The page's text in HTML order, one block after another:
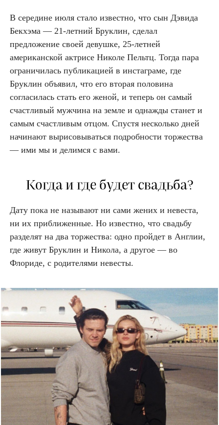
В середине июля стало известно, что сын Дэвида
Бекхэма — 21-летний Бруклин, сделал
предложение своей девушке, 25-летней
американской актрисе Николе Пельтц. Тогда пара
ограничилась публикацией в инстаграме, где
Бруклин объявил, что его вторая половина
согласилась стать его женой, и теперь он самый
счастливый мужчина на земле и однажды станет и
самым счастливым отцом. Спустя несколько дней
начинают вырисовываться подробности торжества
— ими мы и делимся с вами.
Когда и где будет свадьба?
Дату пока не называют ни сами жених и невеста,
ни их приближенные. Но известно, что свадьбу
разделят на два торжества: одно пройдет в Англии,
где живут Бруклин и Никола, а другое — во
Флориде, с родителями невесты.